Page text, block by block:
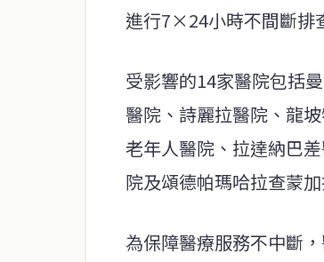
進行7×24小時不間斷排
受影響的14家醫院包括
醫院、詩麗拉醫院、龍
老年人醫院、拉達納巴
院及頌德帕瑪哈拉查蒙加
為保障醫療服務不中斷